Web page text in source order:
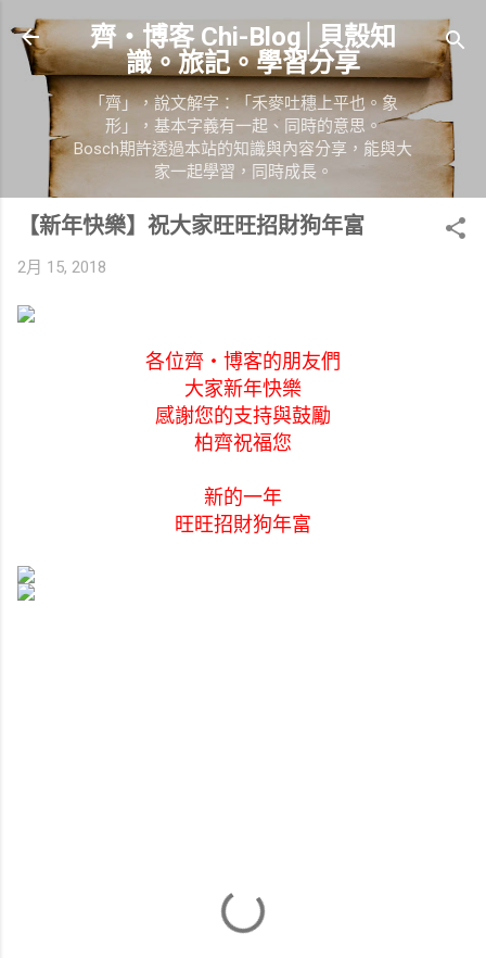
跳到主要內容
齊‧博客 Chi-Blog│貝殼知
識。旅記。學習分享
「齊」，說文解字：「禾麥吐穗上平也。象
形」，基本字義有一起、同時的意思。
Bosch期許透過本站的知識與內容分享，能與大
家一起學習，同時成長。
【新年快樂】祝大家旺旺招財狗年富
2月 15, 2018
各位齊‧博客的朋友們
大家新年快樂
感謝您的支持與鼓勵
柏齊祝福您
新的一年
旺旺招財狗年富